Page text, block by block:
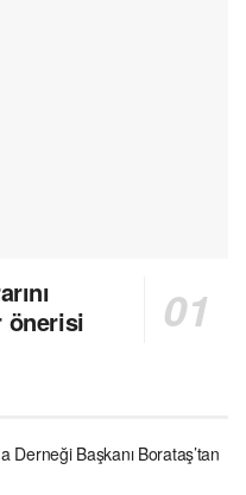
önerisi
Derneği Başkanı Borataş’tan